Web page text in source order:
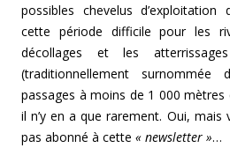
possibles chevelus
cette période difficile pour les
décollages et les
(traditionnellement
passages à moins de 1 000 mètres
il n’y en a que rarement. Oui, mais
pas abonné à cette « newsletter »…